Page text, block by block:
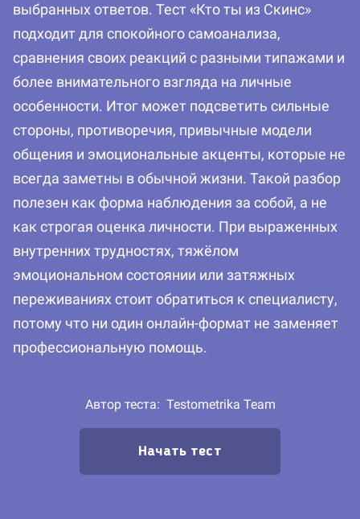
выбранных ответов. Тест «Кто ты из Скинс»
подходит для спокойного самоанализа,
сравнения своих реакций с разными типажами и
более внимательного взгляда на личные
особенности. Итог может подсветить сильные
стороны, противоречия, привычные модели
общения и эмоциональные акценты, которые не
всегда заметны в обычной жизни. Такой разбор
полезен как форма наблюдения за собой, а не
как строгая оценка личности. При выраженных
внутренних трудностях, тяжёлом
эмоциональном состоянии или затяжных
переживаниях стоит обратиться к специалисту,
потому что ни один онлайн-формат не заменяет
профессиональную помощь.
Автор теста: Testometrika Team
Начать тест